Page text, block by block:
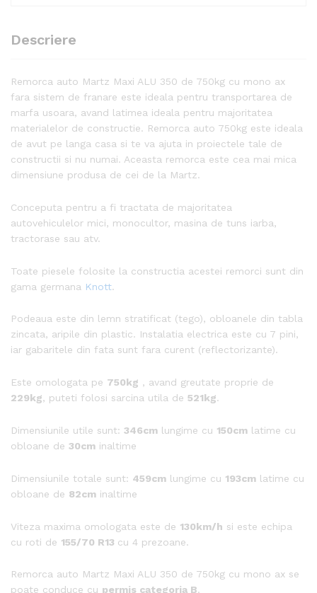
Descriere
Remorca auto Martz Maxi ALU 350 de 750kg cu mono ax
fara sistem de franare este ideala pentru transportarea de
marfa usoara, avand latimea ideala pentru majoritatea
materialelor de constructie. Remorca auto 750kg este ideala
de avut pe langa casa si te va ajuta in proiectele tale de
constructii si nu numai. Aceasta remorca este cea mai mica
dimensiune produsa de cei de la Martz.
Conceputa pentru a fi tractata de majoritatea
autovehiculelor mici, monocultor, masina de tuns iarba,
tractorase sau atv.
Toate piesele folosite la constructia acestei remorci sunt din
gama germana Knott.
Podeaua este din lemn stratificat (tego), obloanele din tabla
zincata, aripile din plastic. Instalatia electrica este cu 7 pini,
iar gabaritele din fata sunt fara curent (reflectorizante).
Este omologata pe 750kg , avand greutate proprie de
229kg, puteti folosi sarcina utila de 521kg.
Dimensiunile utile sunt: 346cm lungime cu 150cm latime cu
obloane de 30cm inaltime
Dimensiunile totale sunt: 459cm lungime cu 193cm latime cu
obloane de 82cm inaltime
Viteza maxima omologata este de 130km/h si este echipa
cu roti de 155/70 R13 cu 4 prezoane.
Remorca auto Martz Maxi ALU 350 de 750kg cu mono ax se
poate conduce cu permis categoria B.